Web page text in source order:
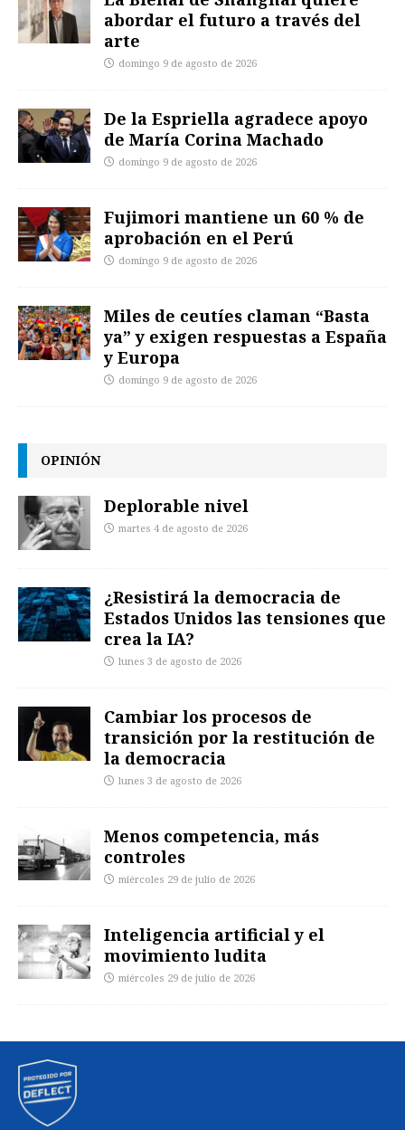
abordar el futuro a través del
arte
domingo 9 de agosto de 2026
De la Espriella agradece apoyo
de María Corina Machado
domingo 9 de agosto de 2026
Fujimori mantiene un 60 % de
aprobación en el Perú
domingo 9 de agosto de 2026
Miles de ceutíes claman “Basta
ya” y exigen respuestas a España
y Europa
domingo 9 de agosto de 2026
OPINIÓN
Deplorable nivel
martes 4 de agosto de 2026
¿Resistirá la democracia de
Estados Unidos las tensiones que
crea la IA?
lunes 3 de agosto de 2026
Cambiar los procesos de
transición por la restitución de
la democracia
lunes 3 de agosto de 2026
Menos competencia, más
controles
miércoles 29 de julio de 2026
Inteligencia artificial y el
movimiento ludita
miércoles 29 de julio de 2026